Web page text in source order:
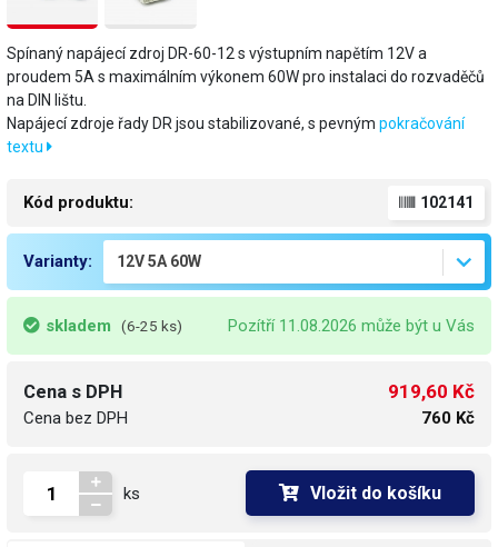
Spínaný napájecí zdroj DR-60-12 s výstupním napětím 12V a
proudem 5A s maximálním výkonem 60W pro instalaci do rozvaděčů
na DIN lištu.
Napájecí zdroje řady DR jsou stabilizované, s pevným pokračování
textu
Kód produktu: 102141
Varianty:
skladem (6-25 ks) Pozítří 11.08.2026 může být u Vás
Cena s DPH
Cena bez DPH
919,60 Kč
760 Kč
ks Vložit do košíku